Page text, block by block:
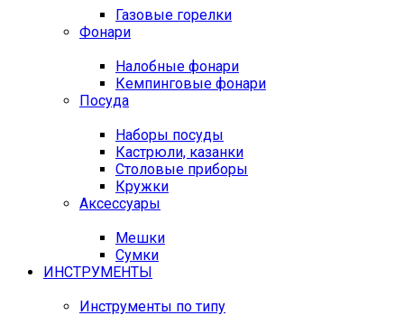
Газовые горелки
Фонари
Налобные фонари
Кемпинговые фонари
Посуда
Наборы посуды
Кастрюли, казанки
Столовые приборы
Кружки
Аксессуары
Мешки
Сумки
ИНСТРУМЕНТЫ
Инструменты по типу